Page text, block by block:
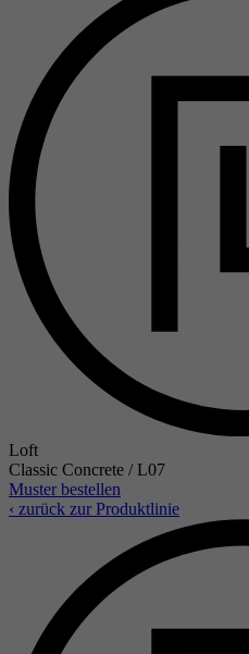
Loft
Classic Concrete / L07
Muster bestellen
‹ zurück zur Produktlinie